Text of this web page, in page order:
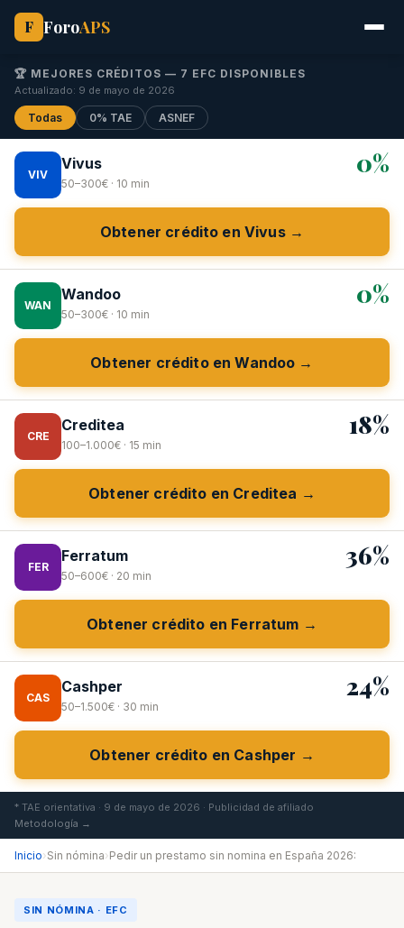
F ForoAPS
🏆 MEJORES CRÉDITOS — 7 EFC DISPONIBLES
Actualizado: 9 de mayo de 2026
Todas 0% TAE ASNEF
VIV
Vivus
50–300€ · 10 min
0%
Obtener crédito en Vivus →
WAN
Wandoo
50–300€ · 10 min
0%
Obtener crédito en Wandoo →
CRE
Creditea
100–1.000€ · 15 min
18%
Obtener crédito en Creditea →
FER
Ferratum
50–600€ · 20 min
36%
Obtener crédito en Ferratum →
CAS
Cashper
50–1.500€ · 30 min
24%
Obtener crédito en Cashper →
* TAE orientativa · 9 de mayo de 2026 · Publicidad de afiliado
Metodología →
Inicio›Sin nómina›Pedir un prestamo sin nomina en España 2026:
SIN NÓMINA · EFC